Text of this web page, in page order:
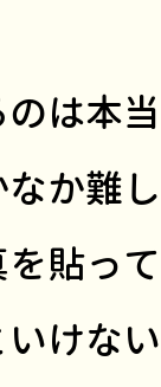
は本
か難
貼っ
けな